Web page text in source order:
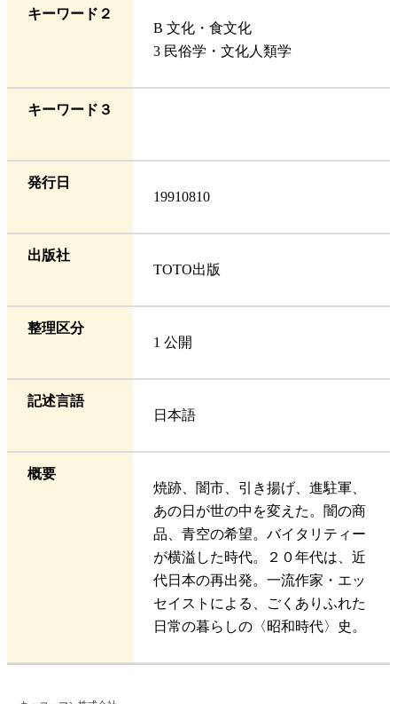
キーワード２
B 文化・食文化
3 民俗学・文化人類学
キーワード３
発行日
19910810
出版社
TOTO出版
整理区分
1 公開
記述言語
日本語
概要
焼跡、闇市、引き揚げ、進駐軍、
あの日が世の中を変えた。闇の商
品、青空の希望。バイタリティー
が横溢した時代。２０年代は、近
代日本の再出発。一流作家・エッ
セイストによる、ごくありふれた
日常の暮らしの〈昭和時代〉史。